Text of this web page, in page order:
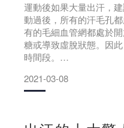
01適當曬太陽
夏季太陽很大，所以
運動後如果大量出汗，
動過後，所有的汗毛孔
有的毛細血管網都處於
糖或導致虛脫狀態。因
時間段。
2021-03-08